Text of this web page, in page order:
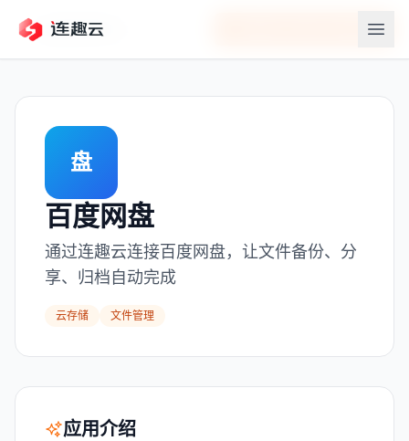
返回应用中心 百度网盘
盘
百度网盘
通过连趣云连接百度网盘，让文件备份、分
享、归档自动完成
云存储 文件管理
应用介绍